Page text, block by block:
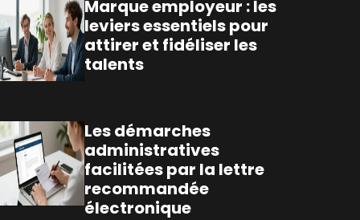
Marque employeur : les
leviers essentiels pour
attirer et fidéliser les
talents
Les démarches
administratives
facilitées par la lettre
recommandée
électronique